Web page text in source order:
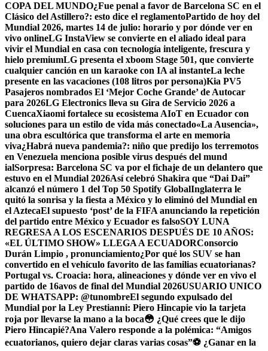
COPA DEL MUNDO¿Fue penal a favor de Barcelona SC en el
Clásico del Astillero?: esto dice el reglamentoPartido de hoy del
Mundial 2026, martes 14 de julio: horario y por dónde ver en
vivo onlineLG InstaView se convierte en el aliado ideal para
vivir el Mundial en casa con tecnología inteligente, frescura y
hielo premiumLG presenta el xboom Stage 501, que convierte
cualquier canción en un karaoke con IA al instanteLa leche
presente en las vacaciones (108 litros por persona)Kia PV5
Pasajeros nombrados El ‘Mejor Coche Grande’ de Autocar
para 2026LG Electronics lleva su Gira de Servicio 2026 a
CuencaXiaomi fortalece su ecosistema AIoT en Ecuador con
soluciones para un estilo de vida más conectado«La Ausencia»,
una obra escultórica que transforma el arte en memoria
viva¿Habrá nueva pandemia?: niño que predijo los terremotos
en Venezuela menciona posible virus después del mund
ialSorpresa: Barcelona SC va por el fichaje de un delantero que
estuvo en el Mundial 2026Así celebró Shakira que “Dai Dai”
alcanzó el número 1 del Top 50 Spotify GlobalInglaterra le
quitó la sonrisa y la fiesta a México y lo eliminó del Mundial en
el AztecaEl supuesto ‘post’ de la FIFA anunciando la repetición
del partido entre México y Ecuador es falsoSOY LUNA
REGRESA A LOS ESCENARIOS DESPUÉS DE 10 AÑOS:
«EL ÚLTIMO SHOW» LLEGA A ECUADORConsorcio
Durán Limpio , pronunciamiento¿Por qué los SUV se han
convertido en el vehículo favorito de las familias ecuatorianas?
Portugal vs. Croacia: hora, alineaciones y dónde ver en vivo el
partido de 16avos de final del Mundial 2026USUARIO UNICO
DE WHATSAPP: @tunombreEl segundo expulsado del
Mundial por la Ley Prestianni: Piero Hincapie vio la tarjeta
roja por llevarse la mano a la boca😳 ¿Qué crees que le dijo
Piero Hincapié?Ana Valero responde a la polémica: “Amigos
ecuatorianos, quiero dejar claras varias cosas”⚽ ¿Ganar en la